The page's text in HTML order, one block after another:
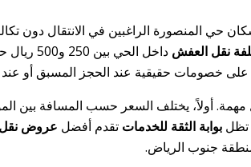
حي المنصورة الراغبين في الانتقال دون
نقل العفش
داخل
على خصومات حقيقية عند الحجز المسبق أو عند
أولاً، يختلف السعر حسب المسافة بين
تظل بوابة الثقة للخدمات تقدم أفضل عروض نقل
جنوب الرياض.